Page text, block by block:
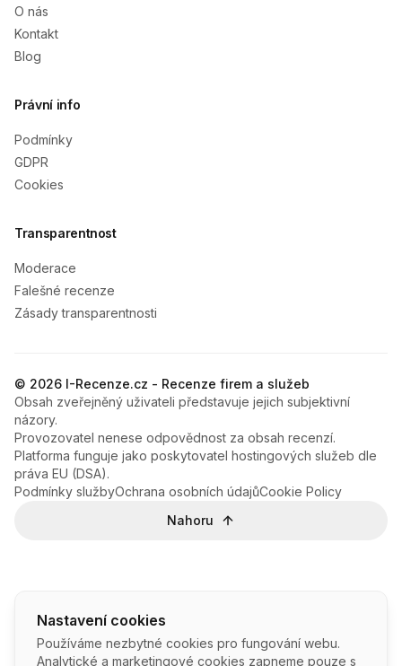
Nastavení cookies
Používáme nezbytné cookies pro fungování webu.
Analytické a marketingové cookies zapneme pouze s
O nás
Kontakt
Blog
Právní info
Podmínky
GDPR
Cookies
Transparentnost
Moderace
Falešné recenze
Zásady transparentnosti
© 2026 I-Recenze.cz - Recenze firem a služeb
Obsah zveřejněný uživateli představuje jejich subjektivní
názory.
Provozovatel nenese odpovědnost za obsah recenzí.
Platforma funguje jako poskytovatel hostingových služeb dle
práva EU (DSA).
Podmínky službyOchrana osobních údajůCookie Policy
Nahoru